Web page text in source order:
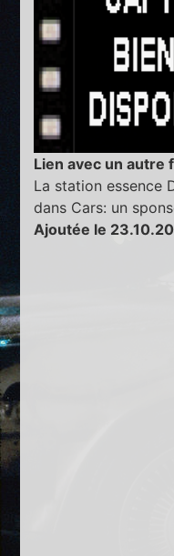
Lien avec un autre
La station essence
dans Cars: un
Ajoutée le